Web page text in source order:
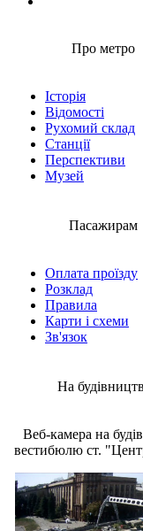
Про метро
Історія
Відомості
Рухомий склад
Станції
Перспективи
Музей
Пасажирам
Оплата проїзду
Розклад
Правила
Карти і схеми
Зв'язок
На
Веб-камера на
вестибюлю ст.